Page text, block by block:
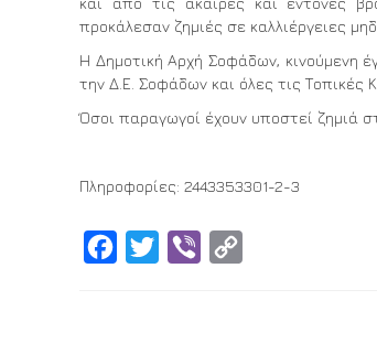
προκάλεσαν ζημιές σε καλλιέργειες
Η Δημοτική Αρχή Σοφάδων, κινούμενη
την Δ.Ε. Σοφάδων και όλες τις Τοπικές
Όσοι παραγωγοί έχουν υποστεί ζημιά
Πληροφορίες: 2443353301-2-3
Facebook
Twitter Viber